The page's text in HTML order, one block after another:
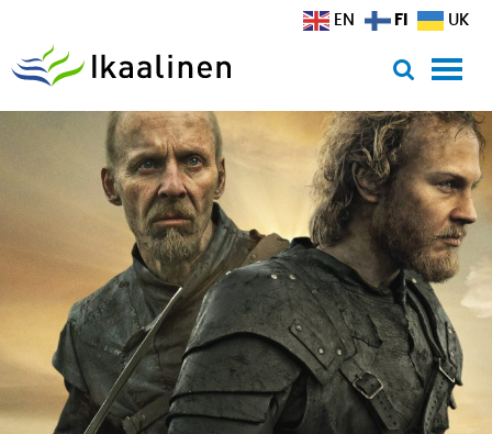
EN FI UK